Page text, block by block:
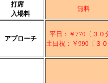
打席
入場料
無料
アプローチ
平日：￥770〔３０
土日祝：￥990〔３